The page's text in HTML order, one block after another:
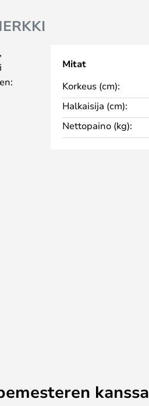
Mitat
Korkeus (cm):
Halkaisija (cm):
Nettopaino (kg):
kanssa